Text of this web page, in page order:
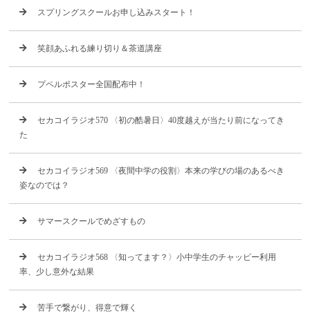
スプリングスクールお申し込みスタート！
笑顔あふれる練り切り＆茶道講座
プペルポスター全国配布中！
セカコイラジオ570 〈初の酷暑日〉40度越えが当たり前になってき
た
セカコイラジオ569 〈夜間中学の役割〉本来の学びの場のあるべき
姿なのでは？
サマースクールでめざすもの
セカコイラジオ568 〈知ってます？〉小中学生のチャッピー利用
率、少し意外な結果
苦手で繋がり、得意で輝く